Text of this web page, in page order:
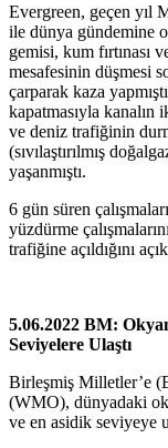
Evergreen, geçen yıl
ile dünya gündemine
gemisi, kum fırtınası
mesafesinin düşmesi
çarparak kaza
kapatmasıyla kanalın
ve deniz trafiğinin
(sıvılaştırılmış
yaşanmıştı.
6 gün süren
yüzdürme
trafiğine açıldığını
5.06.2022 BM:
Seviyelere Ulaştı
Birleşmiş Milletler’e
(WMO), dünyadaki
ve en asidik seviyeye